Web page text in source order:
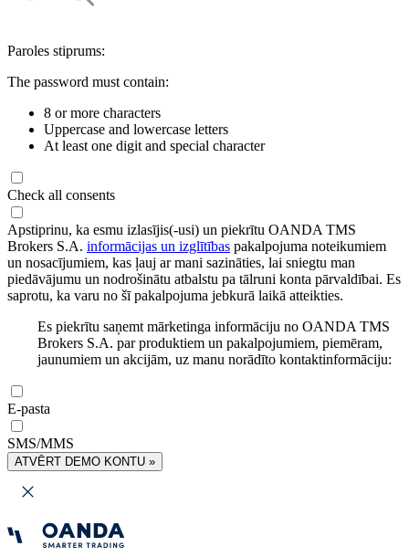
Paroles stiprums:
The password must contain:
8 or more characters
Uppercase and lowercase letters
At least one digit and special character
Check all consents
Apstiprinu, ka esmu izlasījis(-usi) un piekrītu OANDA TMS
Brokers S.A. informācijas un izglītības pakalpojuma noteikumiem
un nosacījumiem, kas ļauj ar mani sazināties, lai sniegtu man
piedāvājumu un nodrošinātu atbalstu pa tālruni konta pārvaldībai. Es
saprotu, ka varu no šī pakalpojuma jebkurā laikā atteikties.
Es piekrītu saņemt mārketinga informāciju no OANDA TMS
Brokers S.A. par produktiem un pakalpojumiem, piemēram,
jaunumiem un akcijām, uz manu norādīto kontaktinformāciju:
E-pasta
SMS/MMS
ATVĒRT DEMO KONTU »